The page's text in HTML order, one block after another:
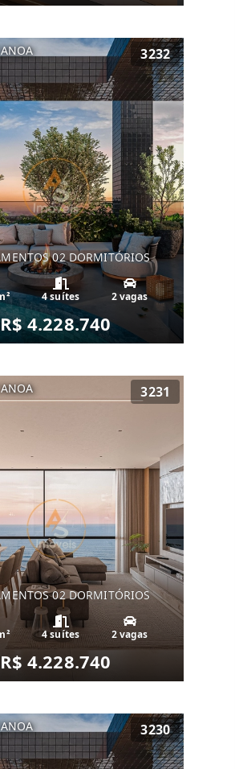
3232
02 DORMITÓRIOS
4 suítes 2 vagas
R$ 4.228.740
3231
02 DORMITÓRIOS
4 suítes 2 vagas
R$ 4.228.740
3230